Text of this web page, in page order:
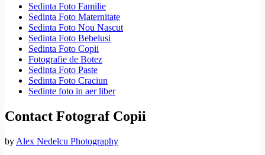
Sedinta Foto Familie
Sedinta Foto Maternitate
Sedinta Foto Nou Nascut
Sedinta Foto Bebelusi
Sedinta Foto Copii
Fotografie de Botez
Sedinta Foto Paste
Sedinta Foto Craciun
Sedinte foto in aer liber
Contact Fotograf Copii
by Alex Nedelcu Photography